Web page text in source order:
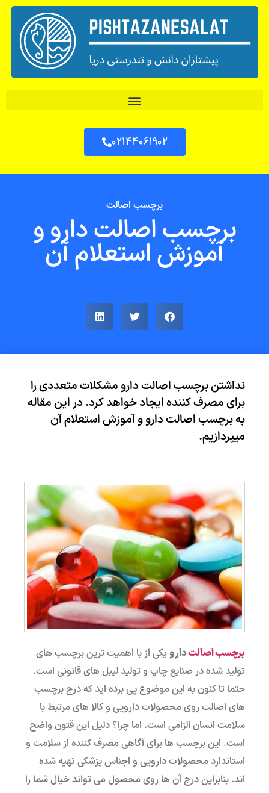
۰۲۱۴۴۰۶۱۹۰۲
برچسب اصالت
برچسب اصالت دارو و
آموزش استعلام آن
نداشتن برچسب اصالت دارو مشکلات متعددی را
برای مصرف کننده ایجاد خواهد کرد. در این مقاله
به برچسب اصالت دارو و آموزش استعلام آن
میپردازیم.
برچسب اصالتدارو یکی از با اهمیت ترین برچسب های
تولید شده در صنایع چاپ و تولید لیبل های قانونی است.
حتما تا کنون به این موضوع پی برده اید که درج برچسب
های اصالت روی محصولات دارویی و کالا های مرتبط با
سلامت انسان الزامی است. اما چرا؟ دلیل این قتون واضح
است. این برچسب ها برای آگاهی مصرف کننده از سلامت و
استاندارد محصولات دارویی و اجناس پزشکی تهیه شده
اند. بنابراین درج آن ها روی محصول می تواند خیال شما را